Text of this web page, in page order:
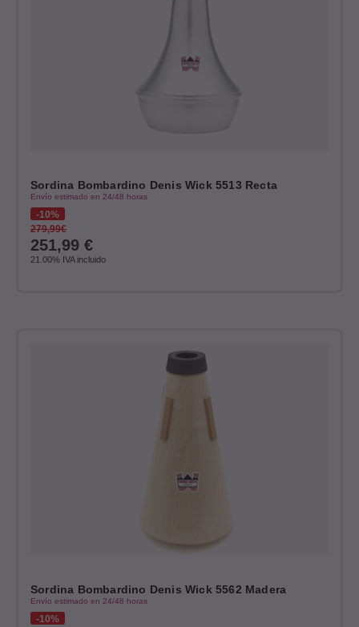
Sordina Bombardino Denis Wick 5513 Recta
Envío estimado en 24/48 horas
10%
279,99€
251,99 €
21.00% IVA incluido
Sordina Bombardino Denis Wick 5562 Madera
Envío estimado en 24/48 horas
10%